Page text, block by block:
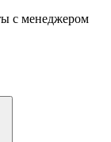
с менеджером